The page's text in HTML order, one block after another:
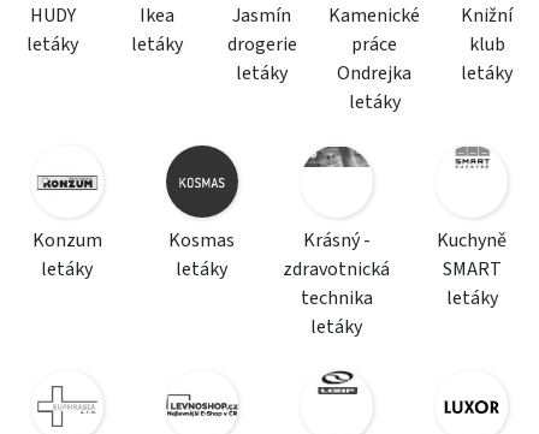
HUDY
letáky
Ikea
letáky
Jasmín
drogerie
letáky
Kamenické
práce
Ondrejka
letáky
Knižní
klub
letáky
Konzum
letáky
Kosmas
letáky
Krásný -
zdravotnická
technika
letáky
Kuchyně
SMART
letáky